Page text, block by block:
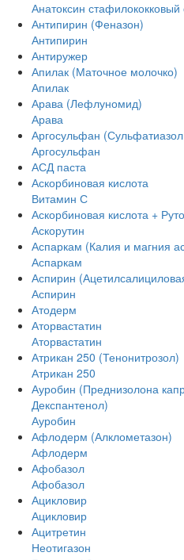
Анатоксин
Антипирин (Феназон)
Антипирин
Антиружер
Апилак (Маточное молочко)
Апилак
Арава (Лефлуномид)
Арава
Аргосульфан
Аргосульфан
АСД паста
Аскорбиновая кислота
Витамин С
Аскорбиновая кислота +
Аскорутин
Аспаркам (Калия и магния
Аспаркам
Аспирин
Аспирин
Атодерм
Аторвастатин
Аторвастатин
Атрикан 250 (Тенонитрозол)
Атрикан 250
Ауробин (Преднизолона
Декспантенол)
Ауробин
Афлодерм (Алклометазон)
Афлодерм
Афобазол
Афобазол
Ацикловир
Ацикловир
Ацитретин
Неотигазон